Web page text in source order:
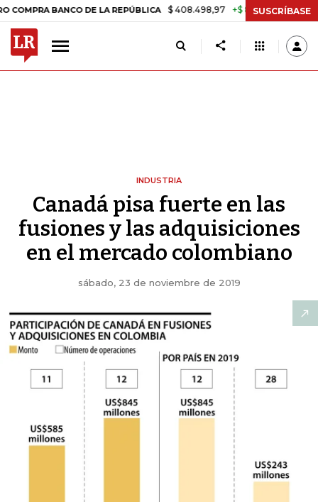
BANCO DE LA REPÚBLICA $ 408.498,97 +$ 8.753,81 +2,19%
SUSCRÍBASE
INDUSTRIA
Canadá pisa fuerte en las
fusiones y las adquisiciones
en el mercado colombiano
sábado, 23 de noviembre de 2019